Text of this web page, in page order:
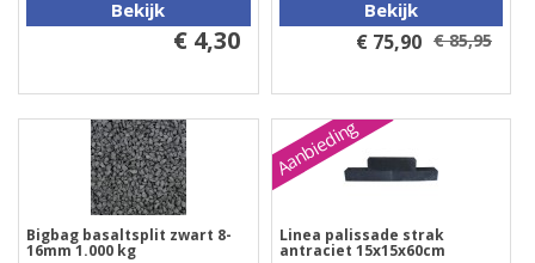
Bekijk
€ 4,30
Bekijk
€ 75,90 € 85,95
Bigbag basaltsplit zwart 8-
16mm 1.000 kg
Aanbieding
Linea palissade strak
antraciet 15x15x60cm